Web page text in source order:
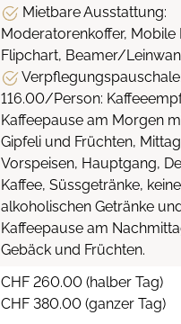
Mietbare Ausstattung:
Moderatorenkoffer, Mobile
Flipchart, Beamer/
116.00/Person:
Kaffeepause am Morgen
Gipfeli und Früchten,
Vorspeisen, Hauptgang,
Kaffee, Süssgetränke, keine
alkoholischen Getränke
Kaffeepause am
Gebäck und Früchten.
CHF 260.00 (halber Tag)
CHF 380.00 (ganzer Tag)